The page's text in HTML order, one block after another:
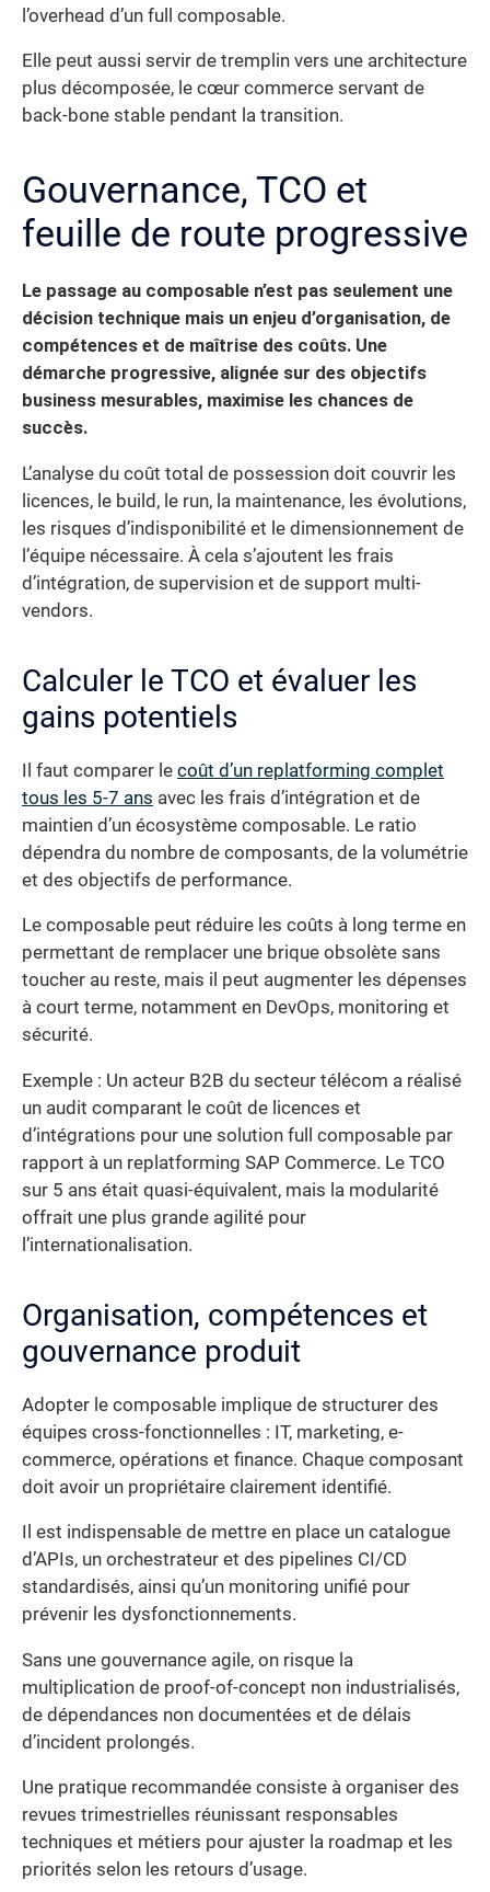
l’overhead d’un full composable.
Elle peut aussi servir de tremplin vers une architecture
plus décomposée, le cœur commerce servant de
back-bone stable pendant la transition.
Gouvernance, TCO et
feuille de route progressive
Le passage au composable n’est pas seulement une
décision technique mais un enjeu d’organisation, de
compétences et de maîtrise des coûts. Une
démarche progressive, alignée sur des objectifs
business mesurables, maximise les chances de
succès.
L’analyse du coût total de possession doit couvrir les
licences, le build, le run, la maintenance, les évolutions,
les risques d’indisponibilité et le dimensionnement de
l’équipe nécessaire. À cela s’ajoutent les frais
d’intégration, de supervision et de support multi-
vendors.
Calculer le TCO et évaluer les
gains potentiels
Il faut comparer le coût d’un replatforming complet
tous les 5-7 ans avec les frais d’intégration et de
maintien d’un écosystème composable. Le ratio
dépendra du nombre de composants, de la volumétrie
et des objectifs de performance.
Le composable peut réduire les coûts à long terme en
permettant de remplacer une brique obsolète sans
toucher au reste, mais il peut augmenter les dépenses
à court terme, notamment en DevOps, monitoring et
sécurité.
Exemple : Un acteur B2B du secteur télécom a réalisé
un audit comparant le coût de licences et
d’intégrations pour une solution full composable par
rapport à un replatforming SAP Commerce. Le TCO
sur 5 ans était quasi-équivalent, mais la modularité
offrait une plus grande agilité pour
l’internationalisation.
Organisation, compétences et
gouvernance produit
Adopter le composable implique de structurer des
équipes cross-fonctionnelles : IT, marketing, e-
commerce, opérations et finance. Chaque composant
doit avoir un propriétaire clairement identifié.
Il est indispensable de mettre en place un catalogue
d’APIs, un orchestrateur et des pipelines CI/CD
standardisés, ainsi qu’un monitoring unifié pour
prévenir les dysfonctionnements.
Sans une gouvernance agile, on risque la
multiplication de proof-of-concept non industrialisés,
de dépendances non documentées et de délais
d’incident prolongés.
Une pratique recommandée consiste à organiser des
revues trimestrielles réunissant responsables
techniques et métiers pour ajuster la roadmap et les
priorités selon les retours d’usage.